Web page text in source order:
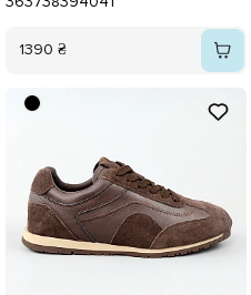
1390 ₴